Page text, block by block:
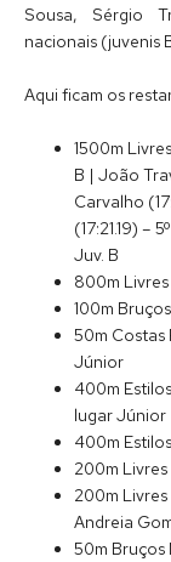
Sousa, Sérgio
nacionais (juvenis
Aqui ficam os
1500m
B | João
Carvalho
(17:21.19) –
Juv. B
800m Livres
100m
50m Costas
Júnior
400m
lugar Júnior
400m
200m Livres
200m Livres
Andreia
50m Bruços